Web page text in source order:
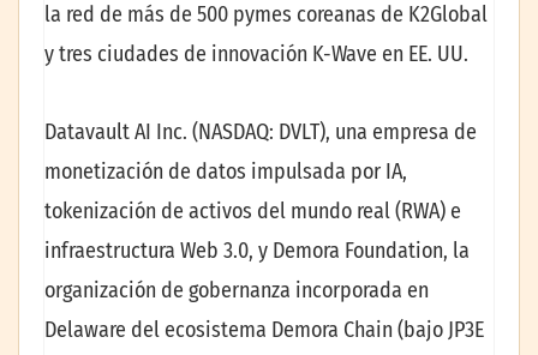
la red de más de 500 pymes coreanas de K2Global
y tres ciudades de innovación K-Wave en EE. UU.
Datavault AI Inc. (NASDAQ: DVLT), una empresa de
monetización de datos impulsada por IA,
tokenización de activos del mundo real (RWA) e
infraestructura Web 3.0, y Demora Foundation, la
organización de gobernanza incorporada en
Delaware del ecosistema Demora Chain (bajo JP3E